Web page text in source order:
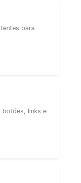
para
botões, links e